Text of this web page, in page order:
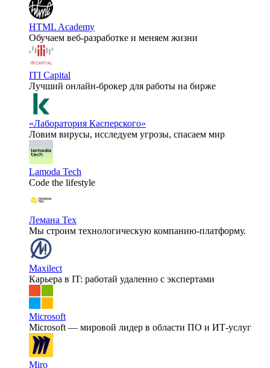
HTML Academy
Обучаем веб-разработке и меняем жизни
ITI Capital
Лучший онлайн-брокер для работы на бирже
«Лаборатория Касперского»
Ловим вирусы, исследуем угрозы, спасаем мир
Lamoda Tech
Code the lifestyle
Лемана Тех
Мы строим технологическую компанию-платформу.
Maxilect
Карьера в IT: работай удаленно с экспертами
Microsoft
Microsoft — мировой лидер в области ПО и ИТ-услуг
Miro